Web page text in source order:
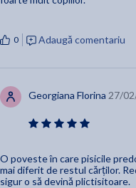
0 Adaugă comentariu
Georgiana Florina 27/
O poveste în care pisicile
mai diferit de restul cărților.
sigur o să devină plictisitoare.